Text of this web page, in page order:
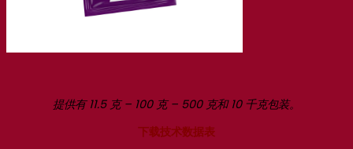
提供有 11.5 克 – 100 克 – 500 克和 10 千克包装。
下载技术数据表